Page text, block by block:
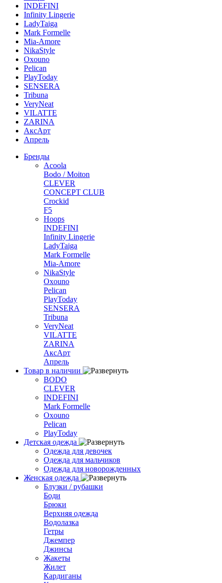
INDEFINI
Infinity Lingerie
LadyTaiga
Mark Formelle
Mia-Amore
NikaStyle
Oxouno
Pelican
PlayToday
SENSERA
Tribuna
VeryNeat
VILATTE
ZARINA
АксАрт
Апрель
Бренды
Acoola
Bodo / Moiton
CLEVER
CONCEPT CLUB
Crockid
F5
Hoops
INDEFINI
Infinity Lingerie
LadyTaiga
Mark Formelle
Mia-Amore
NikaStyle
Oxouno
Pelican
PlayToday
SENSERA
Tribuna
VeryNeat
VILATTE
ZARINA
АксАрт
Апрель
Товар в наличии
BODO
CLEVER
INDEFINI
Mark Formelle
Oxouno
Pelican
PlayToday
Детская одежда
Одежда для девочек
Одежда для мальчиков
Одежда для новорожденных
Женская одежда
Блузки / рубашки
Боди
Брюки
Верхняя одежда
Водолазка
Гетры
Джемпер
Джинсы
Жакеты
Жилет
Кардиганы